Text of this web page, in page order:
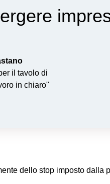
il tavolo di
in chiaro"
dello stop imposto dalla